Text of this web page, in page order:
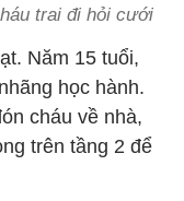
trai đi hỏi cưới
Năm 15 tuổi,
học hành.
cháu về nhà,
trên tầng 2 để